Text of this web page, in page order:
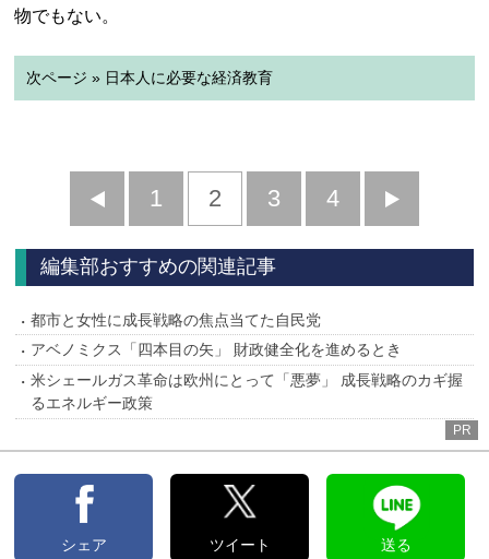
物でもない。
次ページ » 日本人に必要な経済教育
前
へ
1 2 3 4
へ
編集部おすすめの関連記事
都市と女性に成長戦略の焦点当てた自民党
アベノミクス「四本目の矢」 財政健全化を進めるとき
米シェールガス革命は欧州にとって「悪夢」 成長戦略のカギ握
るエネルギー政策
PR
シェア ツイート 送る